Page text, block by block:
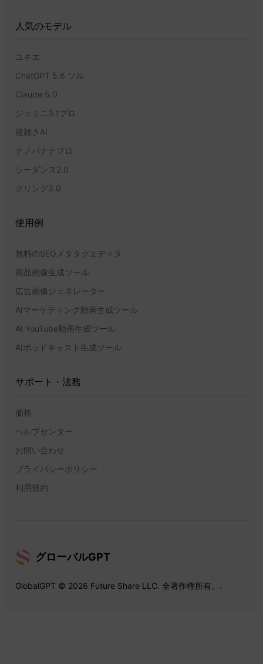
人気のモデル
ユキエ
ChatGPT 5.6 ソル
Claude 5.0
ジェミニ3.1プロ
複雑さAI
ナノバナナプロ
シーダンス2.0
クリング3.0
使用例
無料のSEOメタタグエディタ
商品画像生成ツール
広告画像ジェネレーター
AIマーケティング動画生成ツール
AI YouTube動画生成ツール
AIポッドキャスト生成ツール
サポート・法務
価格
ヘルプセンター
お問い合わせ
プライバシーポリシー
利用規約
グローバルGPT
GlobalGPT © 2026 Future Share LLC. 全著作権所有。.